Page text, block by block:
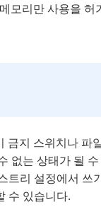
모리만 사용을 허
금지 스위치나 파
없는 상태가 될
트리 설정에서 쓰
수 있습니다.